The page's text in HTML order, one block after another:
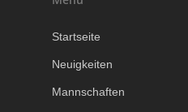
Startseite
Neuigkeiten
Mannschaften